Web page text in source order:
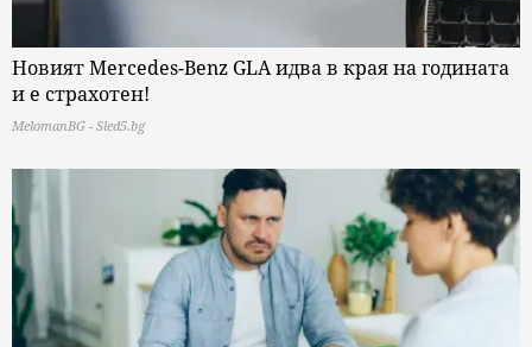
Новият Mercedes-Benz GLA идва в края на годината
и е страхотен!
MelomanBG - Sled5.bg